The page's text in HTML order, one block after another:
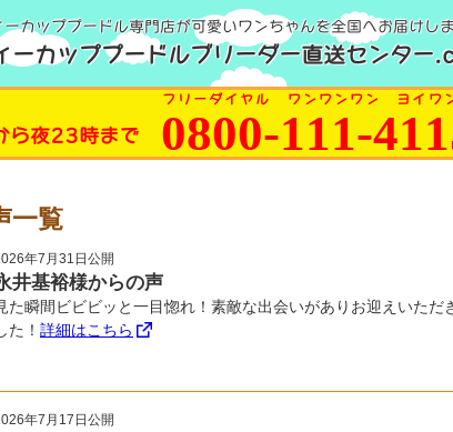
カッププードル専門店が可愛いワンちゃんを全国へお届けし
ーカッププードルブリーダー直送センター
夜23時まで
0800-111-
フリーダイヤル ワンワンワン ヨイワ
一覧
年7月31日公開
井基裕様からの声
た瞬間ビビビッと一目惚れ！素敵な出会いがありお迎えいただ
た！ 詳細はこちら
年7月17日公開